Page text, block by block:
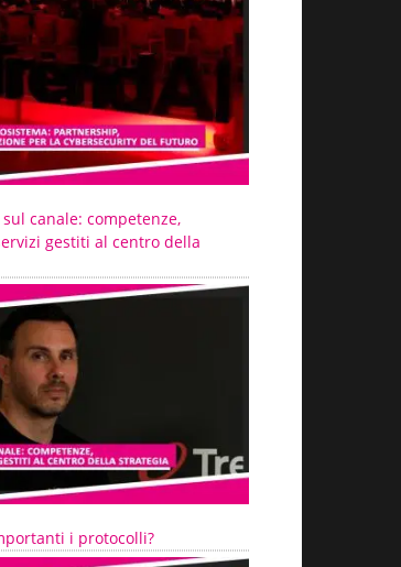
canale: competenze,
gestiti al centro della
i protocolli?